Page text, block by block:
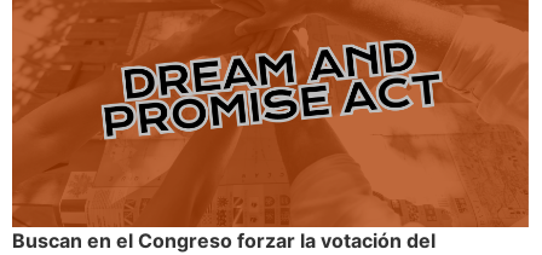
Buscan en el Congreso forzar la votación del